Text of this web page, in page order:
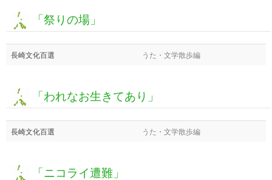
「祭りの場」
長崎文化百選 うた・文学散歩編
「われなお生きてあり」
長崎文化百選 うた・文学散歩編
「ニコライ遭難」